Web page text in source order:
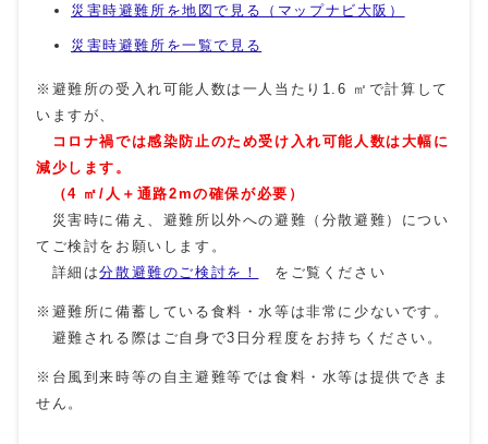
災害時避難所を地図で見る（マップナビ大阪）
災害時避難所を一覧で見る
※避難所の受入れ可能人数は一人当たり1.6 ㎡で計算して
いますが、
コロナ禍では感染防止のため受け入れ可能人数は大幅に
減少します。
（4 ㎡/人＋通路2mの確保が必要）
災害時に備え、避難所以外への避難（分散避難）につい
てご検討をお願いします。
詳細は分散避難のご検討を！ をご覧ください
※避難所に備蓄している食料・水等は非常に少ないです。
避難される際はご自身で3日分程度をお持ちください。
※台風到来時等の自主避難等では食料・水等は提供できま
せん。